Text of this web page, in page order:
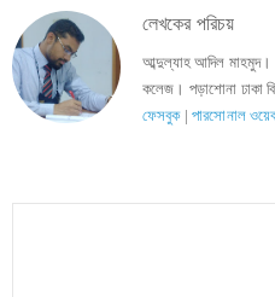
লেখকের পরিচয়
আব্দুল্যাহ আদিল মাহমুদ।
কলেজ। পড়াশোনা ঢাকা
ফেসবুক|পারসোনাল